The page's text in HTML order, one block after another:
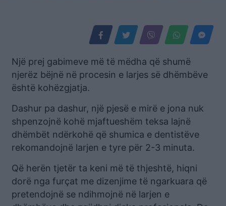
Një prej gabimeve më të mëdha që shumë
njerëz bëjnë në procesin e larjes së dhëmbëve
është kohëzgjatja.
Dashur pa dashur, një pjesë e mirë e jona nuk
shpenzojnë kohë mjaftueshëm teksa lajnë
dhëmbët ndërkohë që shumica e dentistëve
rekomandojnë larjen e tyre për 2-3 minuta.
Që herën tjetër ta keni më të thjeshtë, hiqni
dorë nga furçat me dizenjime të ngarkuara që
pretendojnë se ndihmojnë në larjen e